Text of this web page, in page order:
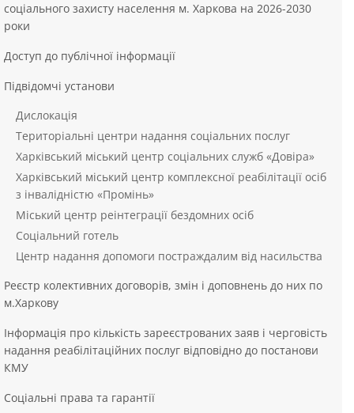
соціального захисту населення м. Харкова на 2026-2030
роки
Доступ до публічної інформації
Підвідомчі установи
Дислокація
Територіальні центри надання соціальних послуг
Харківський міський центр соціальних служб «Довіра»
Харківський міський центр комплексної реабілітації осіб
з інвалідністю «Промінь»
Міський центр реінтеграції бездомних осіб
Соціальний готель
Центр надання допомоги постраждалим від насильства
Реєстр колективних договорів, змін і доповнень до них по
м.Харкову
Інформація про кількість зареєстрованих заяв і черговість
надання реабілітаційних послуг відповідно до постанови
КМУ
Соціальні права та гарантії